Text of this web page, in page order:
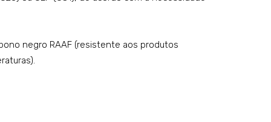
negro RAAF (resistente aos produtos